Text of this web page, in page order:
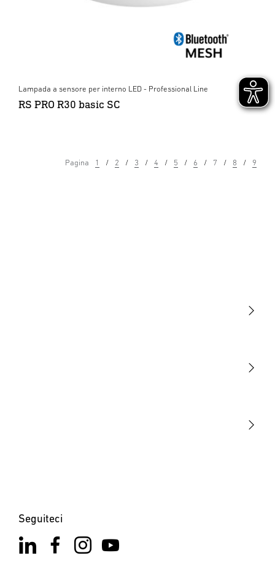
Lampada a sensore per interno LED - Professional Line
RS PRO R30 basic SC
Pagina 1 2 3 4 5 6 7 8 9
Seguiteci